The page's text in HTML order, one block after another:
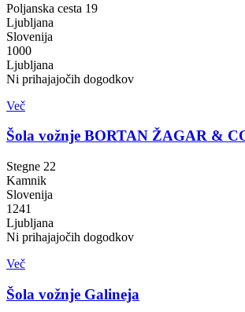
Poljanska cesta 19
Ljubljana
Slovenija
1000
Ljubljana
Ni prihajajočih dogodkov
Več
Šola vožnje BORTAN ŽAGAR &
Stegne 22
Kamnik
Slovenija
1241
Ljubljana
Ni prihajajočih dogodkov
Več
Šola vožnje Galineja